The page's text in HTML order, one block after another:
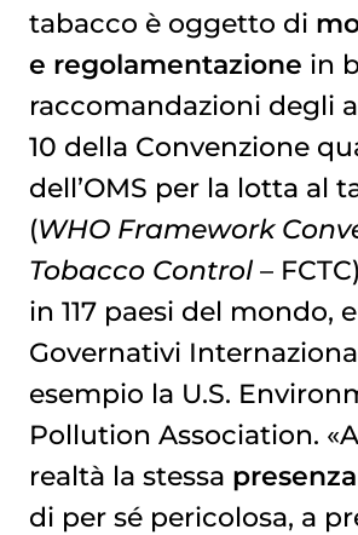
tabacco è oggetto di
e regolamentazione in
raccomandazioni degli
10 della Convenzione
dell’OMS per la lotta al
(WHO Framework
Tobacco Control–
in 117 paesi del mondo,
Governativi
esempio la U.S.
Pollution Association.
realtà la stessa
di per sé pericolosa, a